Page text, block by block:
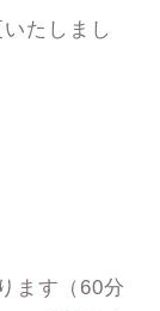
たしまし
ます（60分